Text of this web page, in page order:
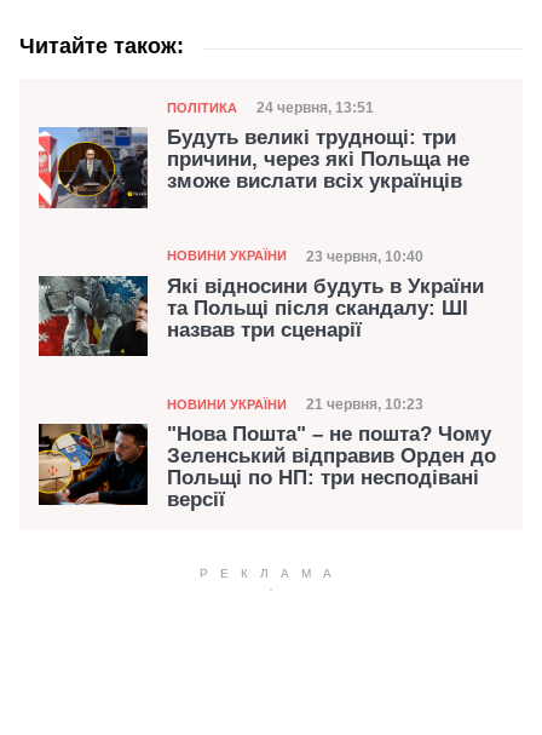
Читайте також:
Категорія
ПОЛІТИКА Дата публікації
24 червня, 13:51
Будуть великі труднощі: три
причини, через які Польща не
зможе вислати всіх українців
Категорія
НОВИНИ УКРАЇНИ Дата публікації
23 червня, 10:40
Які відносини будуть в України
та Польщі після скандалу: ШІ
назвав три сценарії
Категорія
НОВИНИ УКРАЇНИ Дата публікації
21 червня, 10:23
"Нова Пошта" – не пошта? Чому
Зеленський відправив Орден до
Польщі по НП: три несподівані
версії